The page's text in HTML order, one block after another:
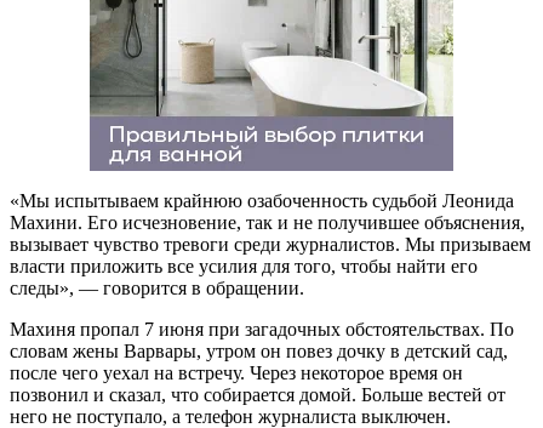
«Мы испытываем крайнюю озабоченность судьбой Леонида
Махини. Его исчезновение, так и не получившее объяснения,
вызывает чувство тревоги среди журналистов. Мы призываем
власти приложить все усилия для того, чтобы найти его
следы», — говорится в обращении.
Махиня пропал 7 июня при загадочных обстоятельствах. По
словам жены Варвары, утром он повез дочку в детский сад,
после чего уехал на встречу. Через некоторое время он
позвонил и сказал, что собирается домой. Больше вестей от
него не поступало, а телефон журналиста выключен.